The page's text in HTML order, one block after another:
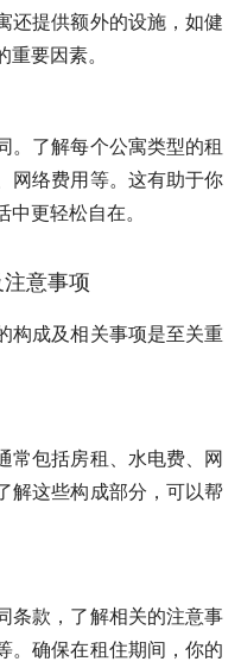
还提供额外的设施，如健
要因素。
。了解每个公寓类型的租
网络费用等。这有助于你
更轻松自在。
意事项
构成及相关事项是至关重
常包括房租、水电费、网
解这些构成部分，可以帮
条款，了解相关的注意事
。确保在租住期间，你的